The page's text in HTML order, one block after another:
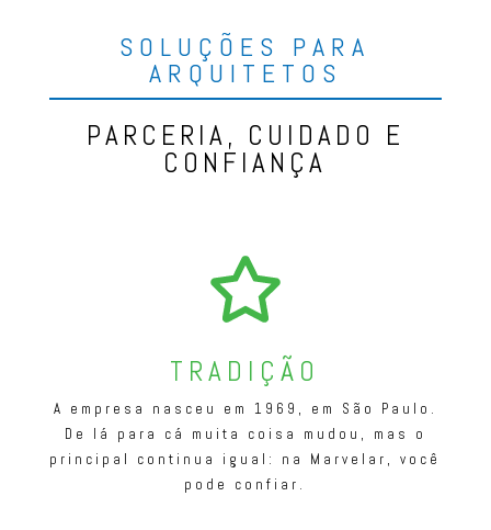
SOLUÇÕES PARA
ARQUITETOS
PARCERIA, CUIDADO E
CONFIANÇA
TRADIÇÃO
A empresa nasceu em 1969, em São Paulo.
De lá para cá muita coisa mudou, mas o
principal continua igual: na Marvelar, você
pode confiar.